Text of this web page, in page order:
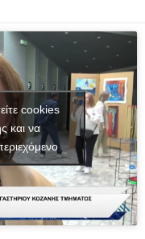
cookies
και να